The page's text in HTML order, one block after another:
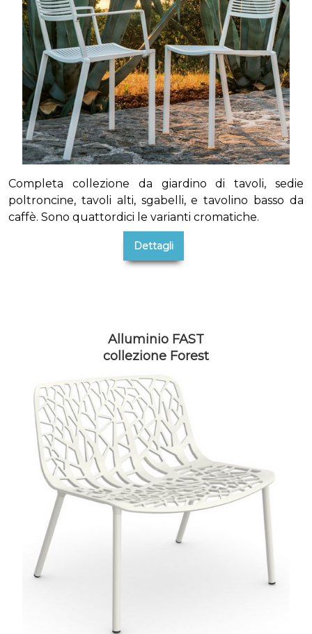
Completa collezione da giardino di tavoli, sedie
poltroncine, tavoli alti, sgabelli, e tavolino basso da
caffè. Sono quattordici le varianti cromatiche.
Dettagli
Alluminio FAST
collezione Forest